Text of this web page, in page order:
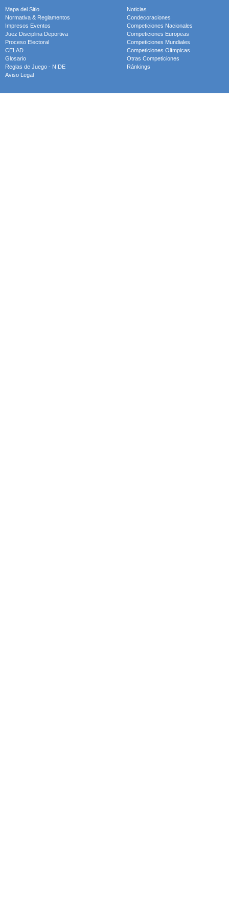
Mapa del Sitio
Normativa & Reglamentos
Impresos Eventos
Juez Disciplina Deportiva
Proceso Electoral
CELAD
Glosario
Reglas de Juego - NIDE
Aviso Legal
Noticias
Condecoraciones
Competiciones Nacionales
Competiciones Europeas
Competiciones Mundiales
Competiciones Olímpicas
Otras Competiciones
Ránkings